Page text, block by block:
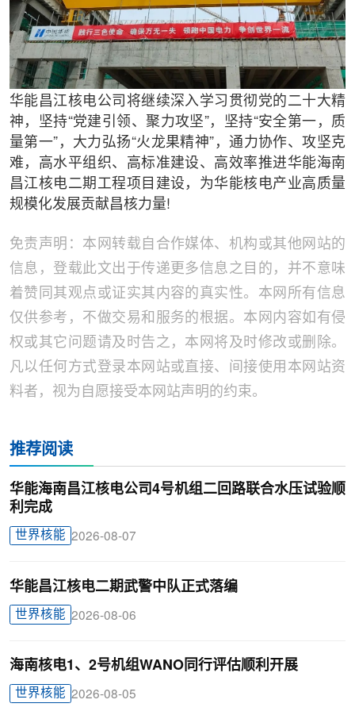
华能昌江核电公司将继续深入学习贯彻党的二十大精
神，坚持“党建引领、聚力攻坚”，坚持“安全第一，质
量第一”，大力弘扬“火龙果精神”，通力协作、攻坚克
难，高水平组织、高标准建设、高效率推进华能海南
昌江核电二期工程项目建设，为华能核电产业高质量
规模化发展贡献昌核力量!
免责声明：本网转载自合作媒体、机构或其他网站的
信息，登载此文出于传递更多信息之目的，并不意味
着赞同其观点或证实其内容的真实性。本网所有信息
仅供参考，不做交易和服务的根据。本网内容如有侵
权或其它问题请及时告之，本网将及时修改或删除。
凡以任何方式登录本网站或直接、间接使用本网站资
料者，视为自愿接受本网站声明的约束。
推荐阅读
华能海南昌江核电公司4号机组二回路联合水压试验顺
利完成
世界核能 2026-08-07
华能昌江核电二期武警中队正式落编
世界核能 2026-08-06
海南核电1、2号机组WANO同行评估顺利开展
世界核能 2026-08-05